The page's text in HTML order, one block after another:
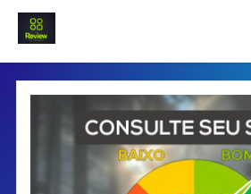
INICIO
Termo e Condições
Política Privacidade